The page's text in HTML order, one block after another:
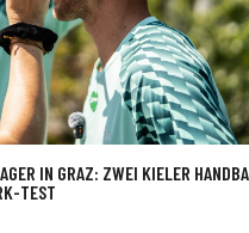
IN GRAZ: ZWEI KIELER
TEST